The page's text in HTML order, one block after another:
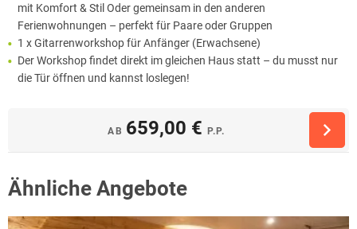
mit Komfort & Stil Oder gemeinsam in den anderen
Ferienwohnungen – perfekt für Paare oder Gruppen
1 x Gitarrenworkshop für Anfänger (Erwachsene)
Der Workshop findet direkt im gleichen Haus statt – du musst nur
die Tür öffnen und kannst loslegen!
AB 659,00 € P.P.
Ähnliche Angebote